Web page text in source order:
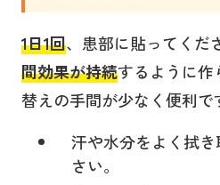
1日1回、患部に貼ってくだ
間効果が持続するように作
替えの手間が少なく便利で
汗や水分をよく拭
さい。